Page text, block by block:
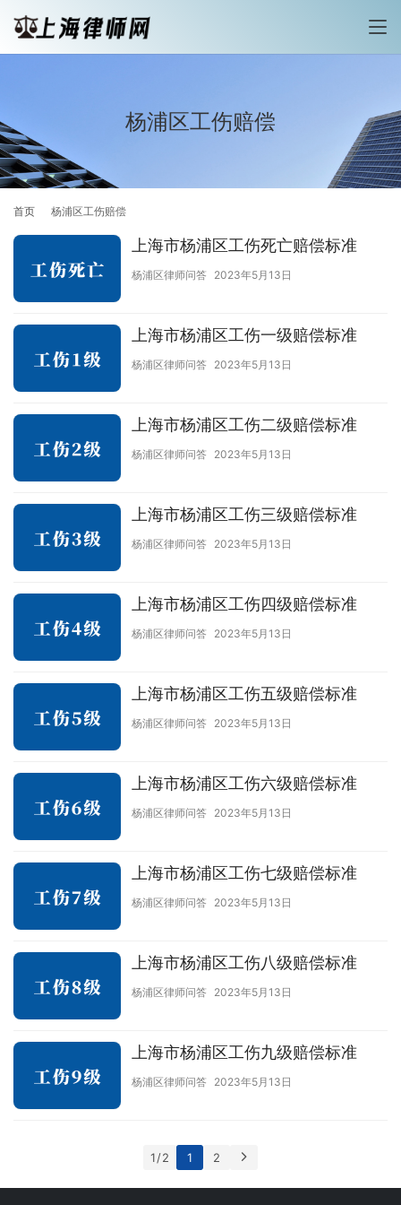
杨浦区工伤赔偿
首页 杨浦区工伤赔偿
上海市杨浦区工伤死亡赔偿标准
杨浦区律师问答 2023年5月13日
上海市杨浦区工伤一级赔偿标准
杨浦区律师问答 2023年5月13日
上海市杨浦区工伤二级赔偿标准
杨浦区律师问答 2023年5月13日
上海市杨浦区工伤三级赔偿标准
杨浦区律师问答 2023年5月13日
上海市杨浦区工伤四级赔偿标准
杨浦区律师问答 2023年5月13日
上海市杨浦区工伤五级赔偿标准
杨浦区律师问答 2023年5月13日
上海市杨浦区工伤六级赔偿标准
杨浦区律师问答 2023年5月13日
上海市杨浦区工伤七级赔偿标准
杨浦区律师问答 2023年5月13日
上海市杨浦区工伤八级赔偿标准
杨浦区律师问答 2023年5月13日
上海市杨浦区工伤九级赔偿标准
杨浦区律师问答 2023年5月13日
1 / 2 1 2